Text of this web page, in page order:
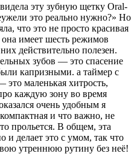
эту зубную щетку Oral-
это реально нужно?» Но
что это не просто красивая
имеет шесть режимов
действительно полезен.
зубов — это спасение
капризными. а таймер с
маленькая хитрость,
каждую зону во время
очень удобным я
и что важно, не
прольется. В общем, эта
и делает это с умом, так что
утреннюю рутину без неё!